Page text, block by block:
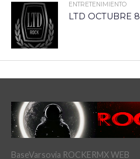
ENTRETENIMIENTO
LTD OCTUBRE 8
BaseVarsovia ROCKERMX WEB